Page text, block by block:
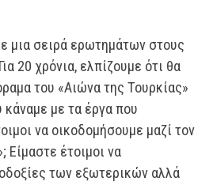
μια σειρά ερωτημάτων στους
20 χρόνια, ελπίζουμε ότι θα
του «Αιώνα της Τουρκίας»
κάναμε με τα έργα που
να οικοδομήσουμε μαζί τον
Είμαστε έτοιμοι να
των εξωτερικών αλλά